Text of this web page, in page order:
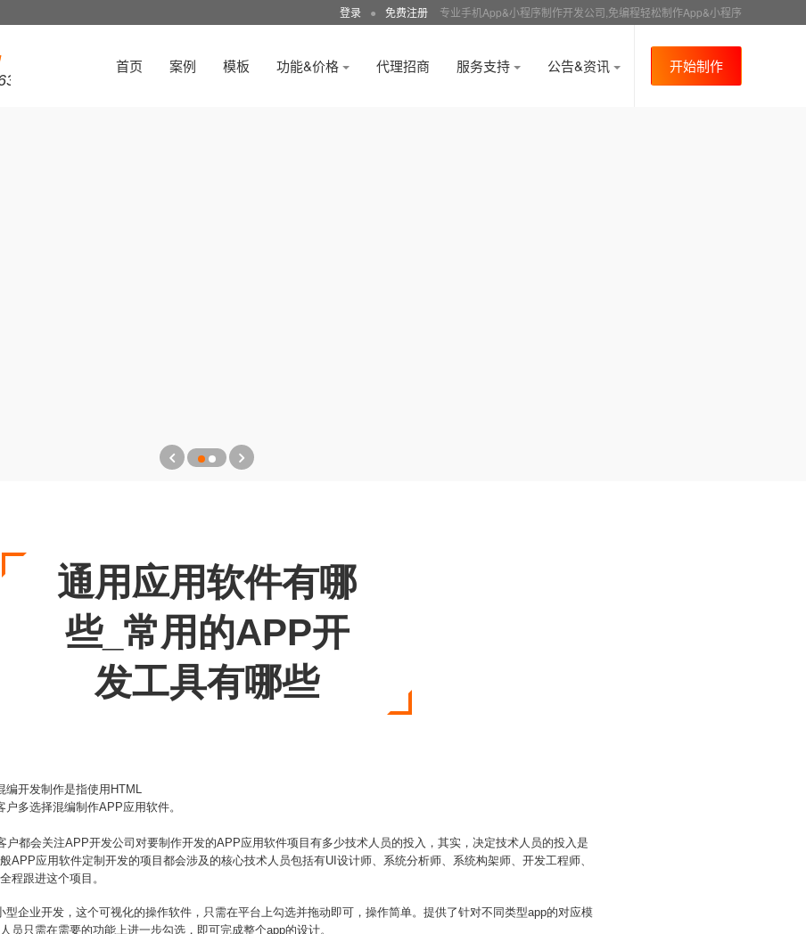
登录 ● 免费注册 专业手机App&小程序制作开发公司,免编程轻松制作App&小程序
首页 案例 模板 功能&价格 代理招商 服务支持 公告&资讯 开始制作
通用应用软件有哪
些_常用的APP开
发工具有哪些
编开发制作是指使用HTML
多选择混编制作APP应用软件。
户都会关注APP开发公司对要制作开发的APP应用软件项目有多少技术人员的投入，其实，决定技术人员的投入是
APP应用软件定制开发的项目都会涉及的核心技术人员包括有UI设计师、系统分析师、系统构架师、开发工程师、
程跟进这个项目。
型企业开发，这个可视化的操作软件，只需在平台上勾选并拖动即可，操作简单。提供了针对不同类型app的对应模
员只需在需要的功能上进一步勾选，即可完成整个app的设计。